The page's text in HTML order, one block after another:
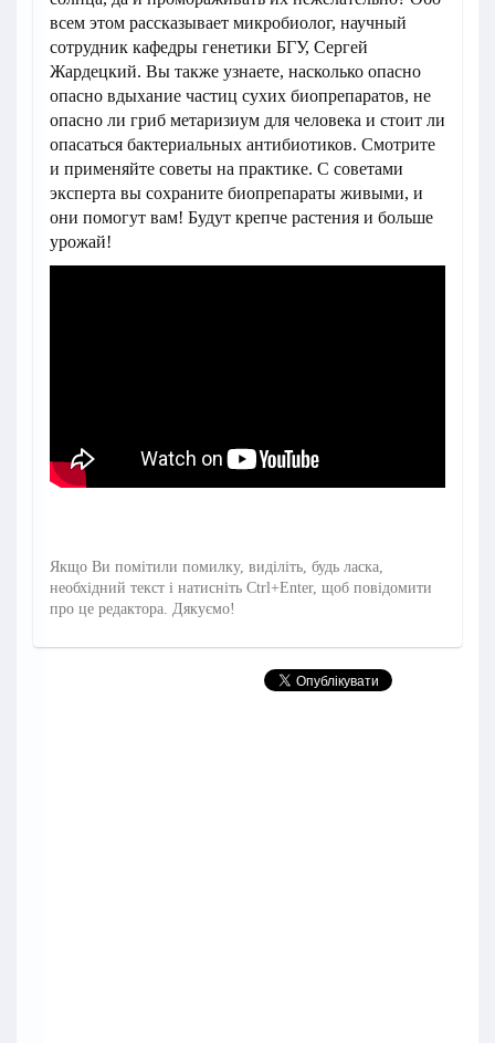
всем этом рассказывает микробиолог, научный
сотрудник кафедры генетики БГУ, Сергей
Жардецкий. Вы также узнаете, насколько опасно
опасно вдыхание частиц сухих биопрепаратов, не
опасно ли гриб метаризиум для человека и стоит ли
опасаться бактериальных антибиотиков. Смотрите
и применяйте советы на практике. С советами
эксперта вы сохраните биопрепараты живыми, и
они помогут вам! Будут крепче растения и больше
урожай!
Якщо Ви помітили помилку, виділіть, будь ласка,
необхідний текст і натисніть Ctrl+Enter, щоб повідомити
про це редактора. Дякуємо!